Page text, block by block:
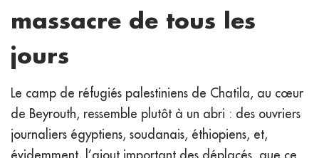
massacre de tous les
jours
Le camp de réfugiés palestiniens de Chatila, au cœur
de Beyrouth, ressemble plutôt à un abri : des ouvriers
journaliers égyptiens, soudanais, éthiopiens, et,
évidemment, l’ajout important des déplacés, que ce